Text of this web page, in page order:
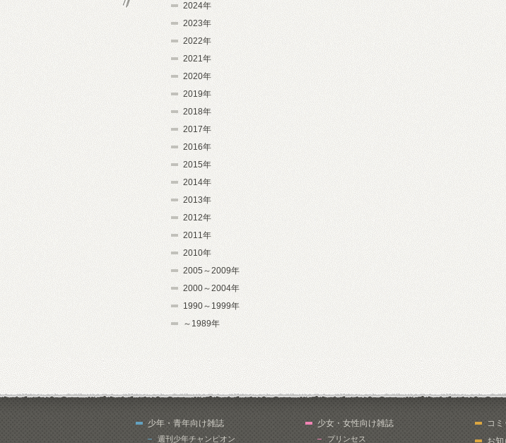
2024年
2023年
2022年
2021年
2020年
2019年
2018年
2017年
2016年
2015年
2014年
2013年
2012年
2011年
2010年
2005～2009年
2000～2004年
1990～1999年
～1989年
少年・青年向け雑誌
週刊少年チャンピオン
少女・女性向け雑誌
プリンセス
コミ
お知